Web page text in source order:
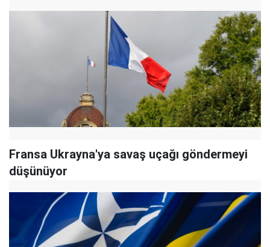
Fransa Ukrayna'ya savaş uçağı göndermeyi
düşünüyor